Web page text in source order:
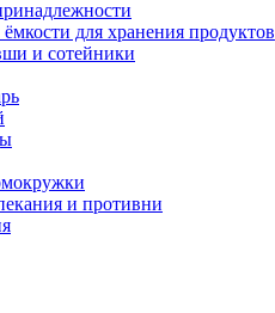
для хранения продуктов
и сотейники
и противни